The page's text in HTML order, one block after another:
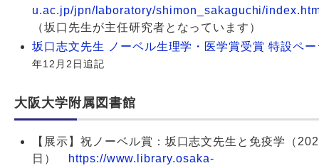
u.ac.jp/jpn/laboratory/shimon_sakaguchi/
（坂口先生が主任研究者となっています）
坂口志文先生 ノーベル生理学・医学賞受賞 特設ペー
年12月2日追記
大阪大学附属図書館
【展示】祝ノーベル賞：坂口志文先生と免疫学（
日）
https://www.library.osaka-